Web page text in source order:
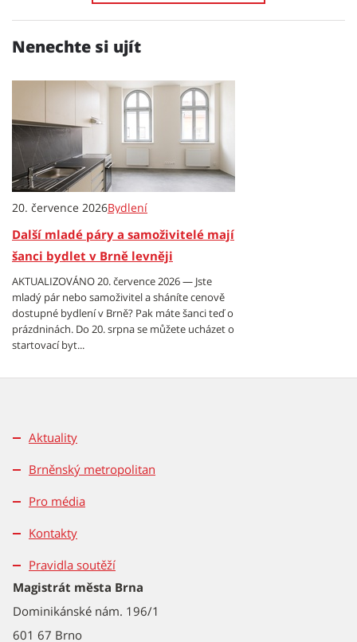
Nenechte si ujít
20. července 2026Bydlení
Další mladé páry a samoživitelé mají
šanci bydlet v Brně levněji
AKTUALIZOVÁNO 20. července 2026 — Jste
mladý pár nebo samoživitel a sháníte cenově
dostupné bydlení v Brně? Pak máte šanci teď o
prázdninách. Do 20. srpna se můžete ucházet o
startovací byt...
Aktuality
Brněnský metropolitan
Pro média
Kontakty
Pravidla soutěží
Magistrát města Brna
Dominikánské nám. 196/1
601 67 Brno